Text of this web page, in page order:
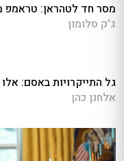
מסר חד לטהראן: טראמפ
ג'ק סלומון
גל התייקרויות באסם:
אלחנן כהן